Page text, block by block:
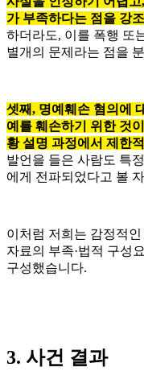
가 부족하다는 점을 강
하더라도, 이를 폭행 또
별개의 문제라는 점을
셋째, 명예훼손 혐의에
예를 훼손하기 위한 것
황 설명 과정에서 제한
발언을 들은 사람도 특
에게 전파되었다고 볼
이처럼 저희는 감정적
자료의 부족·법적 구성
구성했습니다.
3. 사건 결과